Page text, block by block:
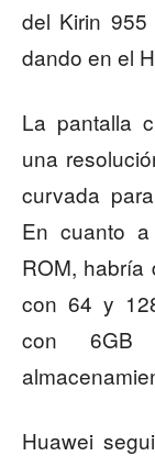
del Kirin
dando en el
La pantalla
una
curvada
En cuanto
ROM, habría
con 64 y
con
Huawei